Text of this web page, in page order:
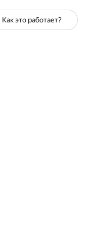
Как это работает?